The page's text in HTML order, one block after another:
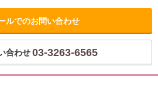
ルでのお問い合わせ
合わせ 03-3263-6565